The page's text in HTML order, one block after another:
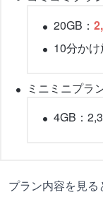
20GB：
10分か
ミニミニプラ
4GB：
プラン内容を見